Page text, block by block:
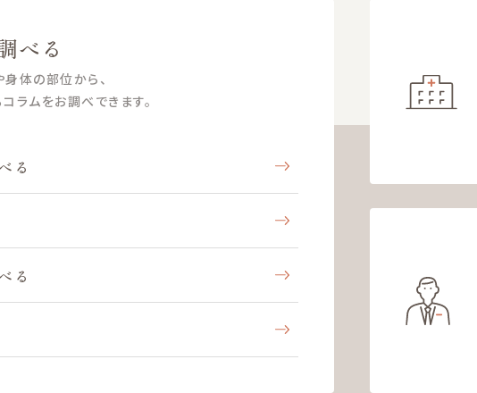
べる
体の部位から、
ラムをお調べできます。
る
る